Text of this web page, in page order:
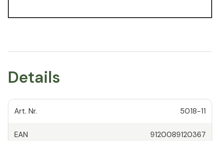
Details
Art. Nr. 5018-11
EAN 9120089120367